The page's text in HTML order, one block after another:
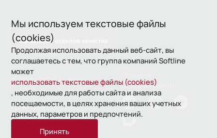
Мы используем текстовые файлы
(cookies)
Продолжая использовать данный веб-сайт, вы
соглашаетесь с тем, что группа компаний Softline
может
использовать текстовые файлы (cookies)
, необходимые для работы сайта и анализа
посещаемости, в целях хранения ваших учетных
данных, параметров и предпочтений.
Принять
Связаться с отделом качества
© 1993—2026 Softline
использования
Политика
конфиденциальности